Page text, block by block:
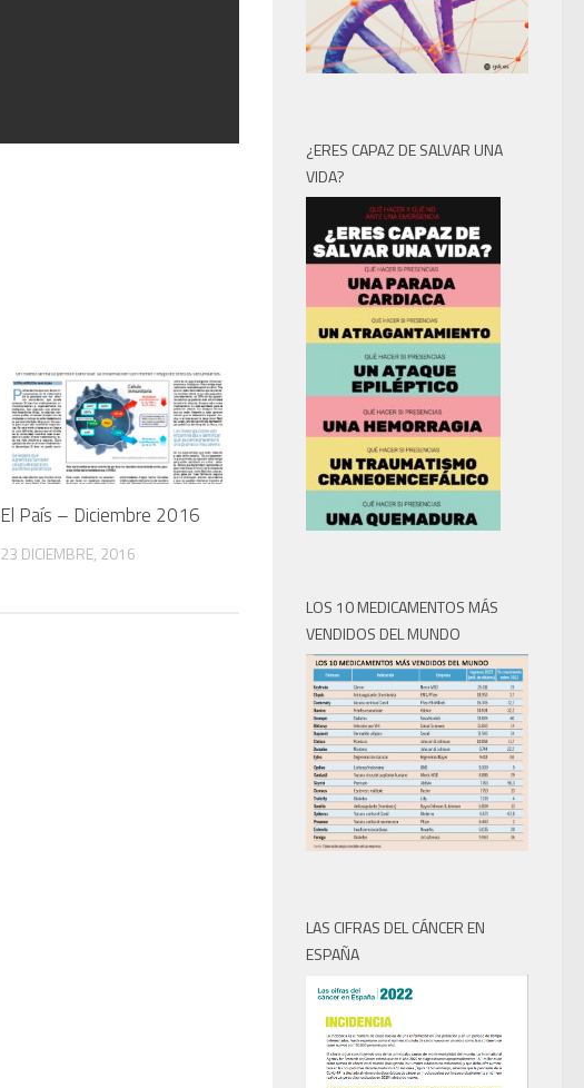
El País – Diciembre 2016
23 DICIEMBRE, 2016
¿ERES CAPAZ DE SALVAR UNA
VIDA?
LOS 10 MEDICAMENTOS MÁS
VENDIDOS DEL MUNDO
LAS CIFRAS DEL CÁNCER EN
ESPAÑA